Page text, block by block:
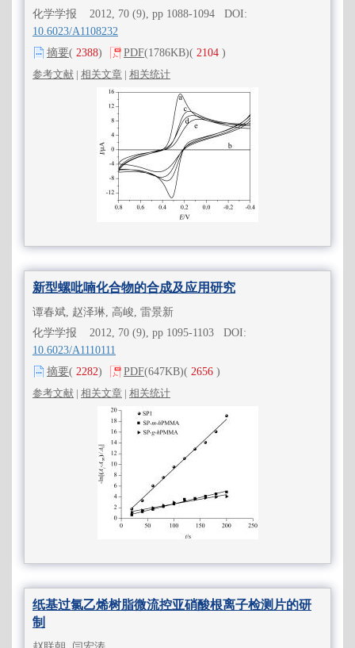
化学学报 2012, 70 (9), pp 1088-1094 DOI:
10.6023/A1108232
摘要( 2388) PDF(1786KB)( 2104 )
参考文献 | 相关文章 | 相关统计
新型螺吡喃化合物的合成及应用研究
谭春斌, 赵泽琳, 高峻, 雷景新
化学学报 2012, 70 (9), pp 1095-1103 DOI:
10.6023/A1110111
摘要( 2282) PDF(647KB)( 2656 )
参考文献 | 相关文章 | 相关统计
纸基过氯乙烯树脂微流控亚硝酸根离子检测片的研
制